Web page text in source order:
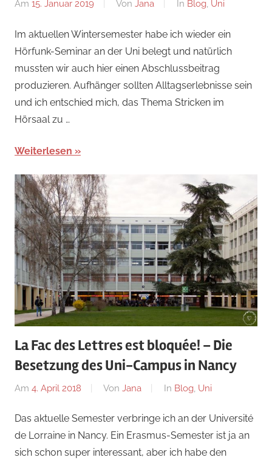
Am 15. Januar 2019 Von Jana In Blog, Uni
Im aktuellen Wintersemester habe ich wieder ein
Hörfunk-Seminar an der Uni belegt und natürlich
mussten wir auch hier einen Abschlussbeitrag
produzieren. Aufhänger sollten Alltagserlebnisse sein
und ich entschied mich, das Thema Stricken im
Hörsaal zu …
Weiterlesen
La Fac des Lettres est bloquée! – Die
Besetzung des Uni-Campus in Nancy
Am 4. April 2018 Von Jana In Blog, Uni
Das aktuelle Semester verbringe ich an der Université
de Lorraine in Nancy. Ein Erasmus-Semester ist ja an
sich schon super interessant, aber ich habe den